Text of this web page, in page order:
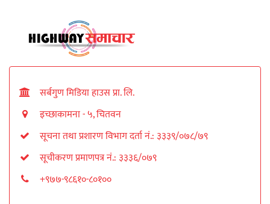
सर्बगुण मिडिया हाउस प्रा. लि.
इच्छाकामना - ५, चितवन
सूचना तथा प्रशारण विभाग दर्ता नं.: ३३३९/०७८/७९
सूचीकरण प्रमाणपत्र नं.: ३३३६/०७९
+९७७-९८६१०-८०१००